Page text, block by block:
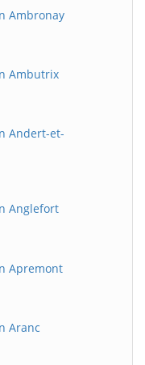
Ambronay
Ambutrix
Andert-et-
Anglefort
Apremont
Aranc